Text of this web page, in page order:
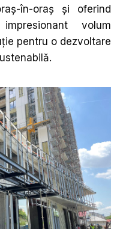
în-oraș și oferind
volum
pentru o dezvoltare